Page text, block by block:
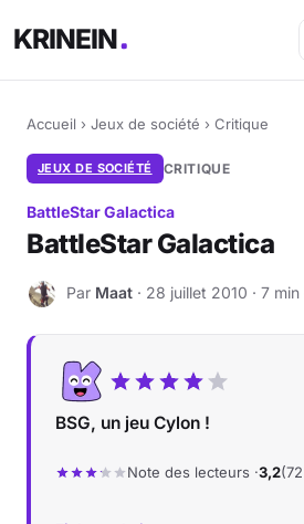
KRINEIN
Accueil › Jeux de société › Critique
JEUX DE SOCIÉTÉ CRITIQUE
BattleStar Galactica
BattleStar Galactica
M Par Maat · 28 juillet 2010 · 7
BSG, un jeu Cylon !
Note des lecteurs ·3,2